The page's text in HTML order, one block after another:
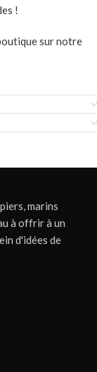
!
sur notre
marins
à offrir à un
d'idées de